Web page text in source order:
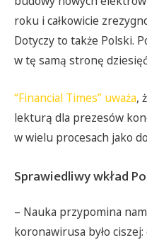
roku i całkowicie
Dotyczy to także Polski.
w tę samą stronę
“Financial Times” uważa,
lekturą dla prezesów
w wielu procesach jako
Sprawiedliwy wkład
– Nauka przypomina
koronawirusa było